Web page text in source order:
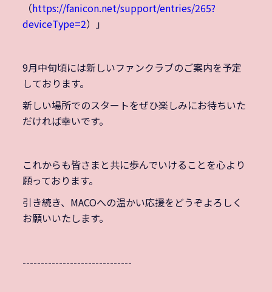
（https://fanicon.net/support/entries/265?
deviceType=2）」
9月中旬頃には新しいファンクラブのご案内を予定
しております。
新しい場所でのスタートをぜひ楽しみにお待ちいた
だければ幸いです。
これからも皆さまと共に歩んでいけることを心より
願っております。
引き続き、MACOへの温かい応援をどうぞよろしく
お願いいたします。
------------------------------